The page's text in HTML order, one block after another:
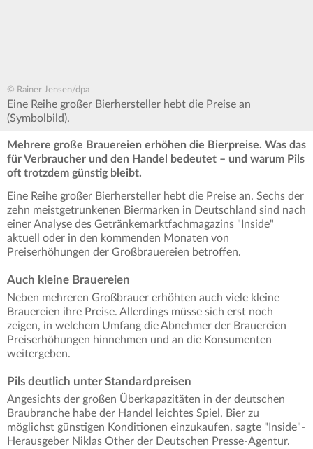
© Rainer Jensen/dpa
Eine Reihe großer Bierhersteller hebt die Preise an
(Symbolbild).
Mehrere große Brauereien erhöhen die Bierpreise. Was das
für Verbraucher und den Handel bedeutet – und warum Pils
oft trotzdem günstig bleibt.
Eine Reihe großer Bierhersteller hebt die Preise an. Sechs der
zehn meistgetrunkenen Biermarken in Deutschland sind nach
einer Analyse des Getränkemarktfachmagazins "Inside"
aktuell oder in den kommenden Monaten von
Preiserhöhungen der Großbrauereien betroffen.
Auch kleine Brauereien
Neben mehreren Großbrauer erhöhten auch viele kleine
Brauereien ihre Preise. Allerdings müsse sich erst noch
zeigen, in welchem Umfang die Abnehmer der Brauereien
Preiserhöhungen hinnehmen und an die Konsumenten
weitergeben.
Pils deutlich unter Standardpreisen
Angesichts der großen Überkapazitäten in der deutschen
Braubranche habe der Handel leichtes Spiel, Bier zu
möglichst günstigen Konditionen einzukaufen, sagte "Inside"-
Herausgeber Niklas Other der Deutschen Presse-Agentur.